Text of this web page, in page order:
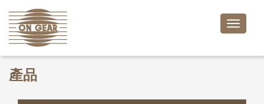
Toggle
產品